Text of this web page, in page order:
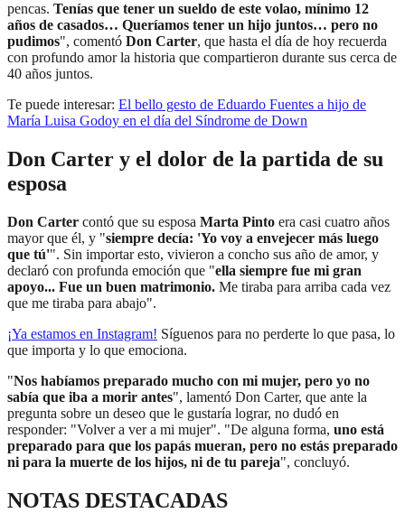
pencas. Tenías que tener un sueldo de este volao, mínimo 12
años de casados… Queríamos tener un hijo juntos… pero no
pudimos", comentó Don Carter, que hasta el día de hoy recuerda
con profundo amor la historia que compartieron durante sus cerca de
40 años juntos.
Te puede interesar: El bello gesto de Eduardo Fuentes a hijo de
María Luisa Godoy en el día del Síndrome de Down
Don Carter y el dolor de la partida de su
esposa
Don Carter contó que su esposa Marta Pinto era casi cuatro años
mayor que él, y "siempre decía: 'Yo voy a envejecer más luego
que tú'". Sin importar esto, vivieron a concho sus año de amor, y
declaró con profunda emoción que "ella siempre fue mi gran
apoyo... Fue un buen matrimonio. Me tiraba para arriba cada vez
que me tiraba para abajo".
¡Ya estamos en Instagram! Síguenos para no perderte lo que pasa, lo
que importa y lo que emociona.
"Nos habíamos preparado mucho con mi mujer, pero yo no
sabía que iba a morir antes", lamentó Don Carter, que ante la
pregunta sobre un deseo que le gustaría lograr, no dudó en
responder: "Volver a ver a mi mujer". "De alguna forma, uno está
preparado para que los papás mueran, pero no estás preparado
ni para la muerte de los hijos, ni de tu pareja", concluyó.
NOTAS DESTACADAS